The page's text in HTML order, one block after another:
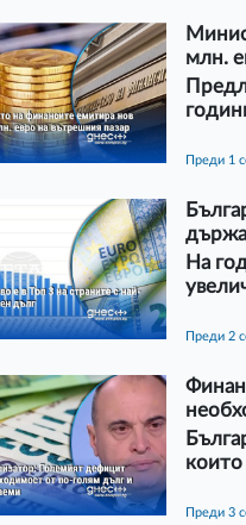
млн.
преди 1
На
преди 2
преди 3